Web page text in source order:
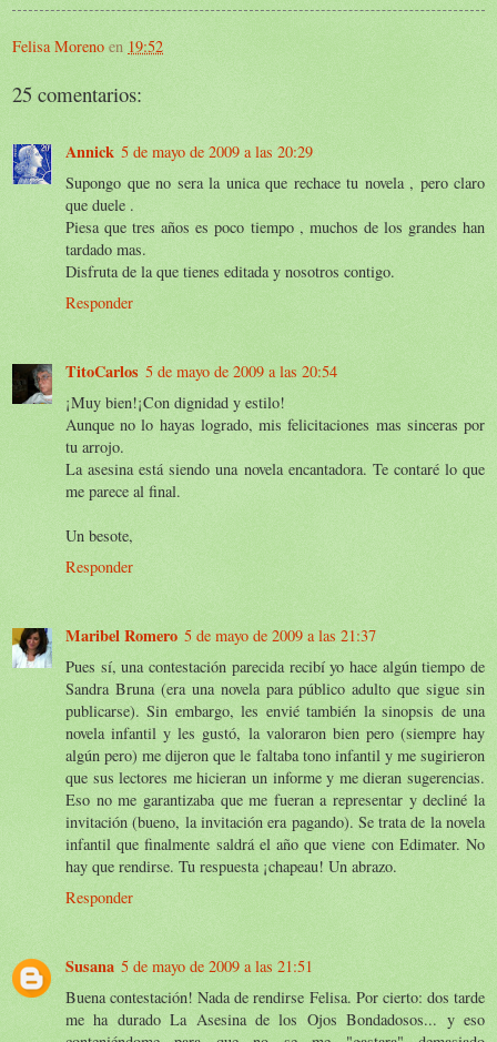
Felisa Moreno en 19:52
25 comentarios:
Annick 5 de mayo de 2009 a las 20:29
Supongo que no sera la unica que rechace tu novela , pero claro
que duele .
Piesa que tres años es poco tiempo , muchos de los grandes han
tardado mas.
Disfruta de la que tienes editada y nosotros contigo.
Responder
TitoCarlos 5 de mayo de 2009 a las 20:54
¡Muy bien!¡Con dignidad y estilo!
Aunque no lo hayas logrado, mis felicitaciones mas sinceras por
tu arrojo.
La asesina está siendo una novela encantadora. Te contaré lo que
me parece al final.
Un besote,
Responder
Maribel Romero 5 de mayo de 2009 a las 21:37
Pues sí, una contestación parecida recibí yo hace algún tiempo de
Sandra Bruna (era una novela para público adulto que sigue sin
publicarse). Sin embargo, les envié también la sinopsis de una
novela infantil y les gustó, la valoraron bien pero (siempre hay
algún pero) me dijeron que le faltaba tono infantil y me sugirieron
que sus lectores me hicieran un informe y me dieran sugerencias.
Eso no me garantizaba que me fueran a representar y decliné la
invitación (bueno, la invitación era pagando). Se trata de la novela
infantil que finalmente saldrá el año que viene con Edimater. No
hay que rendirse. Tu respuesta ¡chapeau! Un abrazo.
Responder
Susana 5 de mayo de 2009 a las 21:51
Buena contestación! Nada de rendirse Felisa. Por cierto: dos tarde
me ha durado La Asesina de los Ojos Bondadosos... y eso